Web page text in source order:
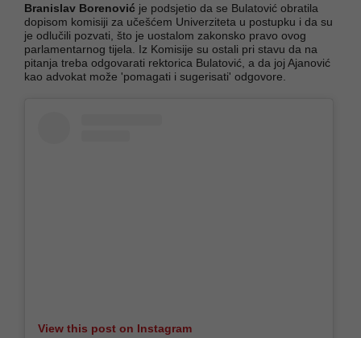
Branislav Borenović je podsjetio da se Bulatović obratila
dopisom komisiji za učešćem Univerziteta u postupku i da su
je odlučili pozvati, što je uostalom zakonsko pravo ovog
parlamentarnog tijela. Iz Komisije su ostali pri stavu da na
pitanja treba odgovarati rektorica Bulatović, a da joj Ajanović
kao advokat može 'pomagati i sugerisati' odgovore.
View this post on Instagram